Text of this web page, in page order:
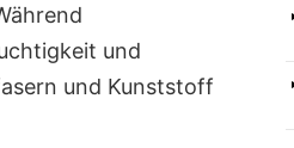
und
und Kunststoff